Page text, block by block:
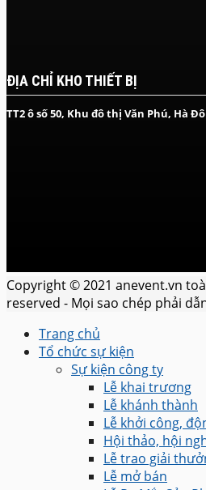
ĐỊA CHỈ KHO THIẾT BỊ
TT2 ô số 50, Khu đô thị Văn Phú, Hà
Copyright © 2021 anevent.vn
reserved - Mọi sao chép phải
Trang chủ
Tổ chức sự kiện
Sự kiện công ty
Lễ khai trương
Lễ khánh thành
Lễ khởi công,
Hội thảo, hội
Lễ trao giải
Lễ mở bán